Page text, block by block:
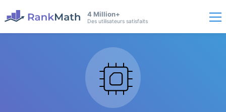
4 Million+
Des utilisateurs satisfaits